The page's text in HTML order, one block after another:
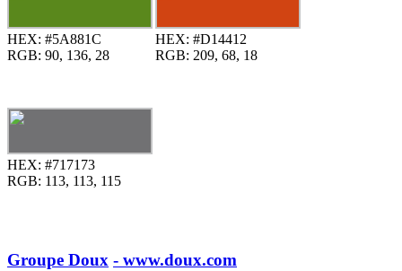
HEX: #5A881C
RGB: 90, 136, 28
HEX: #D14412
RGB: 209, 68, 18
HEX: #717173
RGB: 113, 113, 115
Groupe Doux - www.doux.com